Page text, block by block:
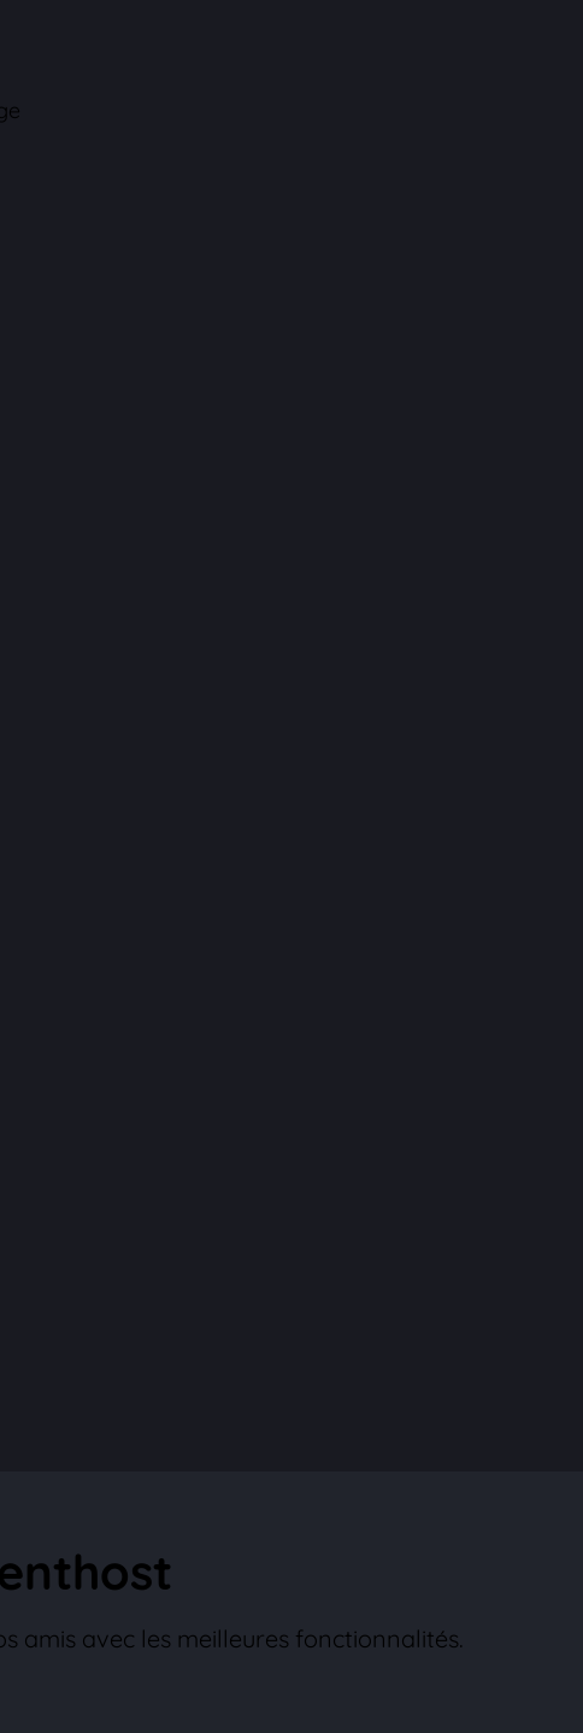
amis avec les meilleures fonctionnalités.